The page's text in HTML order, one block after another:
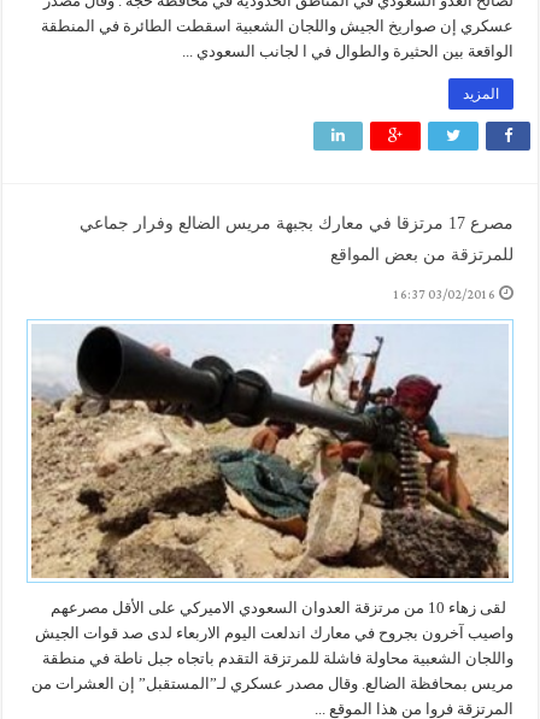
عسكري إن صواريخ الجيش واللجان الشعبية اسقطت الطائرة في المنطقة
الواقعة بين الحثيرة والطوال في ا لجانب السعودي ...
المزيد
مصرع 17 مرتزقا في معارك بجبهة مريس الضالع وفرار جماعي
للمرتزقة من بعض المواقع
03/02/2016 16:37
لقى زهاء 10 من مرتزقة العدوان السعودي الاميركي على الأقل مصرعهم
واصيب آخرون بجروح في معارك اندلعت اليوم الاربعاء لدى صد قوات الجيش
واللجان الشعبية محاولة فاشلة للمرتزقة التقدم باتجاه جبل ناطة في منطقة
مريس بمحافظة الضالع. وقال مصدر عسكري لـ”المستقبل” إن العشرات من
المرتزقة فروا من هذا الموقع ...